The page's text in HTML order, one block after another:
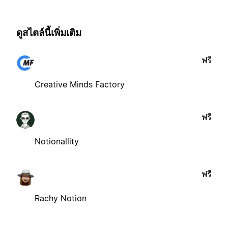
ดูสไตล์นี้เพิ่มเติม
Creative Minds Factory
ฟรี
Notionallity
ฟรี
Rachy Notion
ฟรี